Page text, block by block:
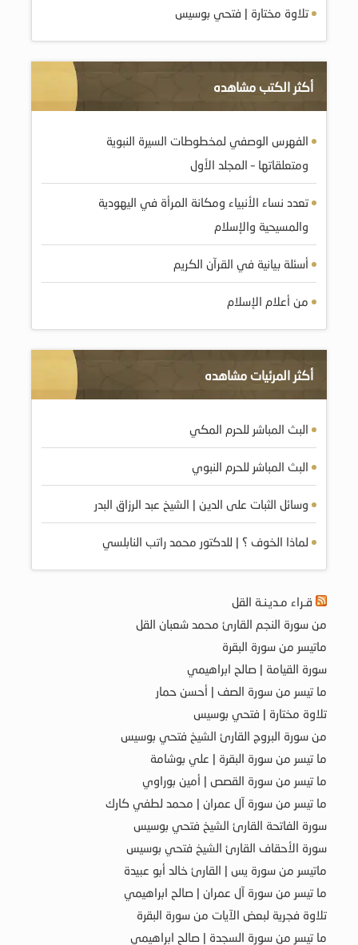
تلاوة مختارة | فتحي بوسيس
أكثر الكتب مشاهده
الفهرس الوصفي لمخطوطات السيرة النبوية
ومتعلقاتها – المجلد الأول
تعدد نساء الأنبياء ومكانة المرأة في اليهودية
والمسيحية والإسلام
أسئلة بيانية في القرآن الكريم
من أعلام الإسلام
أكثر المرئيات مشاهده
البث المباشر للحرم المكي
البث المباشر للحرم النبوي
وسائل الثبات على الدين | الشيخ عبد الرزاق البدر
لماذا الخوف ؟ | للدكتور محمد راتب النابلسي
قـراء مـديـنـة القل
من سورة النجم القارئ محمد شعبان القل
ماتيسر من سورة البقرة
سورة القيامة | صالح ابراهيمي
ما تيسر من سورة الصف | أحسن حمار
تلاوة مختارة | فتحي بوسيس
من سورة البروج القارئ الشيخ فتحي بوسيس
ما تيسر من سورة البقرة | علي بوشامة
ما تيسر من سورة القصص | أمين بوراوي
ما تيسر من سورة آل عمران | محمد لطفي كارك
سورة الفاتحة القارئ الشيخ فتحي بوسيس
سورة الأحقاف القارئ الشيخ فتحي بوسيس
ماتيسر من سورة يس | القارئ خالد أبو عبيدة
ما تيسر من سورة آل عمران | صالح ابراهيمي
تلاوة فجرية لبعض الآيات من سورة البقرة
ما تيسر من سورة السجدة | صالح ابراهيمي